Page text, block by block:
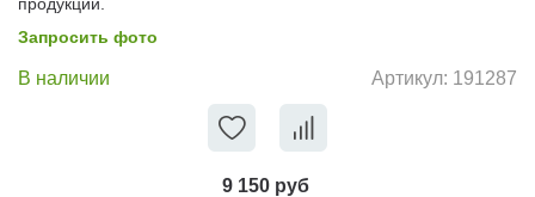
Запросить фото
В наличии Артикул: 191287
9 150 руб